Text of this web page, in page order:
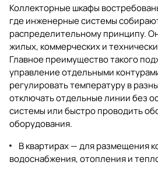
Коллекторные шкафы
где инженерные системы
распределительному принципу.
жилых, коммерческих и
Главное преимущество такого
управление отдельными
регулировать температуру в
отключать отдельные линии без
системы или быстро проводить
оборудования.
В квартирах — для размещения
водоснабжения, отопления и